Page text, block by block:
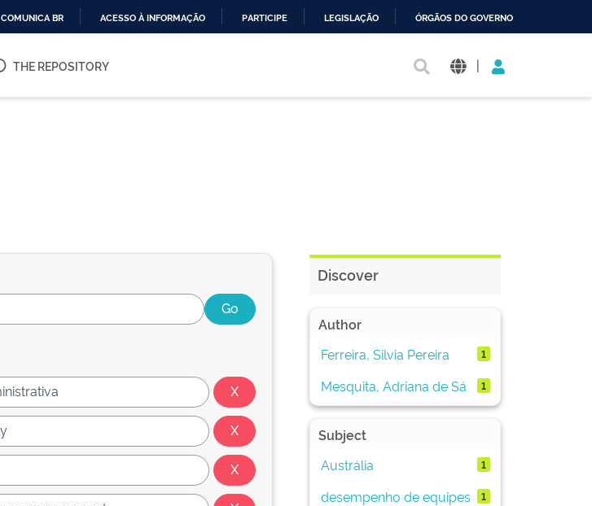
O
COMUNICA BR ACESSO À INFORMAÇÃO PARTICIPE LEGISLAÇÃO ÓRGÃOS DO GOVERNO
THE REPOSITORY |
Discover
Author
Ferreira, Silvia Pereira
1
Mesquita, Adriana de Sá 1
Subject
Austrália
1
desempenho de equipes 1